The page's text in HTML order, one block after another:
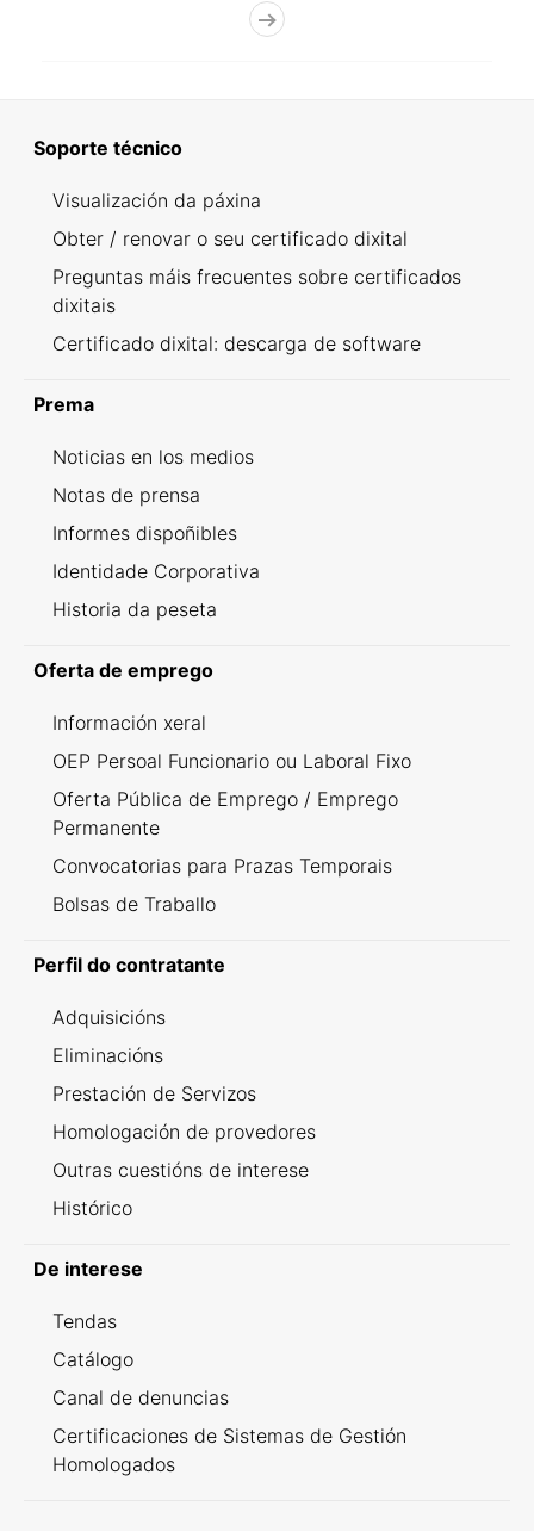
Soporte técnico
Visualización da páxina
Obter / renovar o seu certificado dixital
Preguntas máis frecuentes sobre certificados
dixitais
Certificado dixital: descarga de software
Prema
Noticias en los medios
Notas de prensa
Informes dispoñibles
Identidade Corporativa
Historia da peseta
Oferta de emprego
Información xeral
OEP Persoal Funcionario ou Laboral Fixo
Oferta Pública de Emprego / Emprego
Permanente
Convocatorias para Prazas Temporais
Bolsas de Traballo
Perfil do contratante
Adquisicións
Eliminacións
Prestación de Servizos
Homologación de provedores
Outras cuestións de interese
Histórico
De interese
Tendas
Catálogo
Canal de denuncias
Certificaciones de Sistemas de Gestión
Homologados